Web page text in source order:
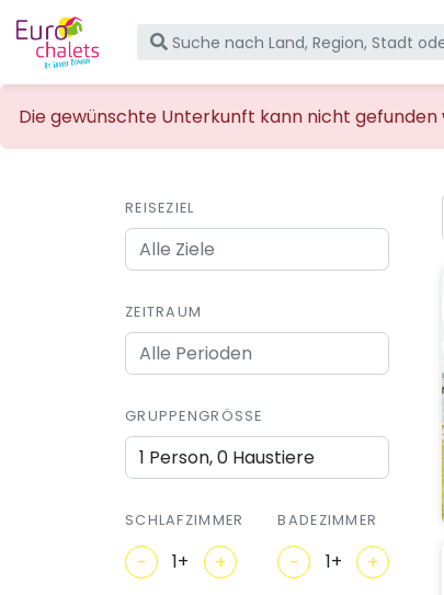
Die gewünschte Unterkunft kann nicht
REISEZIEL
ZEITRAUM
GRUPPENGRÖSSE
1 Person, 0 Haustiere
SCHLAFZIMMER
- +
BADEZIMMER
- +